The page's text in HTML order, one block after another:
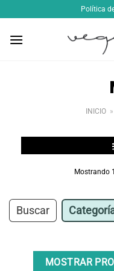
al
contenido
Política
INICIO »
Mostrando
Buscar
MOSTRAR